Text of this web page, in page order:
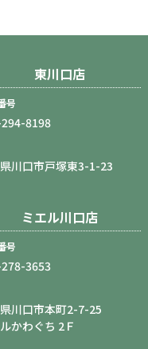
東川口店
号
8198
川口市戸塚東3-1-23
ミエル川口店
号
3653
川口市本町2-7-25
かわぐち 2Ｆ